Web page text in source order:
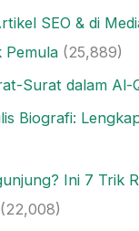
SEO & di
Pemula (25,889)
Surat dalam Al-
Biografi:
Ini 7 Trik
(22,008)